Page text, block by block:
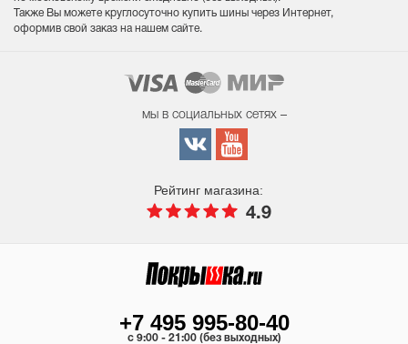
Также Вы можете круглосуточно купить шины через Интернет,
оформив свой заказ на нашем сайте.
мы в социальных сетях –
Рейтинг магазина:
4.9
+7 495 995-80-40
c 9:00 - 21:00 (без выходных)